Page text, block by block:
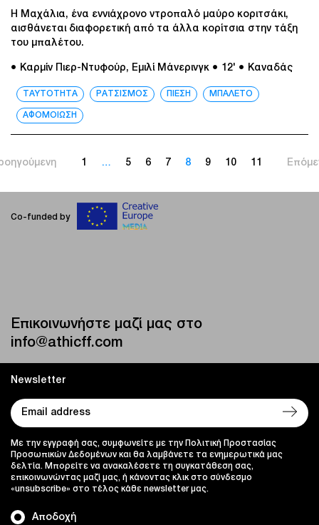
Η Μαχάλια, ένα εννιάχρονο ντροπαλό μαύρο κοριτσάκι,
αισθάνεται διαφορετική από τα άλλα κορίτσια στην τάξη
του μπαλέτου.
● Καρμίν Πιερ-Ντυφούρ, Εμιλί Μάνερινγκ ● 12' ● Καναδάς
ΤΑΥΤΟΤΗΤΑ ΡΑΤΣΙΣΜΟΣ ΠΙΕΣΗ ΜΠΑΛΕΤΟ
ΑΦΟΜΟΙΩΣΗ
1 … 5 6 7 8 9 10 11
Co-funded by
Επικοινωνήστε μαζί μας στο
info@athicff.com
Newsletter
Αποδοχή
Με την εγγραφή σας, συμφωνείτε με την Πολιτική Προστασίας
Προσωπικών Δεδομένων και θα λαμβάνετε τα ενημερωτικά μας
δελτία. Μπορείτε να ανακαλέσετε τη συγκατάθεση σας,
επικοινωνώντας μαζί μας, ή κάνοντας κλικ στο σύνδεσμο
«unsubscribe» στο τέλος κάθε newsletter μας.